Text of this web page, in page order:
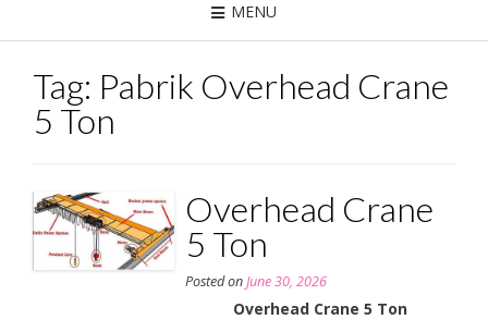
MENU
Tag: Pabrik Overhead Crane
5 Ton
Overhead Crane
5 Ton
Posted onJune 30, 2026
Overhead Crane 5 Ton